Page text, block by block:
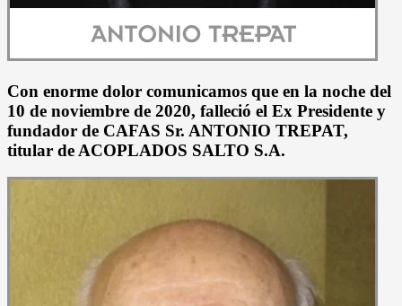
Con enorme dolor comunicamos que en la noche del
10 de noviembre de 2020, falleció el Ex Presidente y
fundador de CAFAS Sr. ANTONIO TREPAT,
titular de ACOPLADOS SALTO S.A.